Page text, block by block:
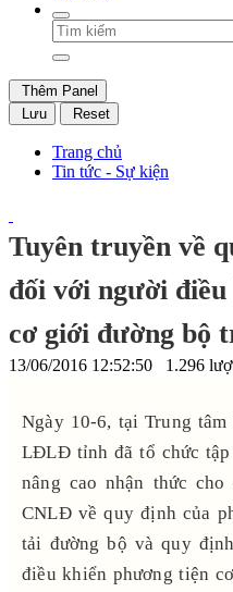
Thêm Panel
Lưu
Reset
Trang chủ
Tin tức - Sự kiện
Tuyên truyền về
đối với người
cơ giới đường bộ
13/06/2016 12:52:50 1.296
Ngày 10-6, tại Trung
LĐLĐ tỉnh đã tổ chức tập
nâng cao nhận thức
CNLĐ về quy định của
tải đường bộ và quy
điều khiển phương tiện